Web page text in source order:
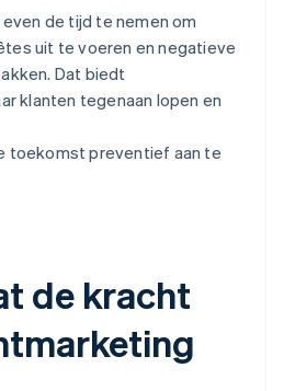
de tijd te nemen om
uit te voeren en negatieve
Dat biedt
klanten tegenaan lopen en
toekomst preventief aan te
de kracht